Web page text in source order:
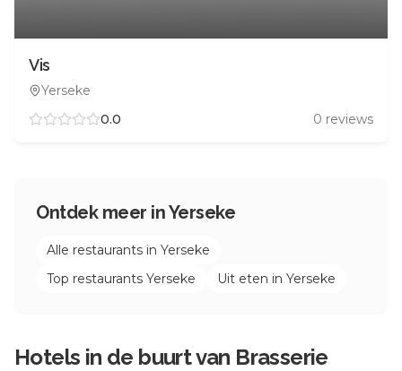
Vis
Yerseke
0.0
0 reviews
Ontdek meer inYerseke
Alle restaurants in Yerseke
Top restaurants Yerseke Uit eten in Yerseke
Hotels in de buurt van Brasserie